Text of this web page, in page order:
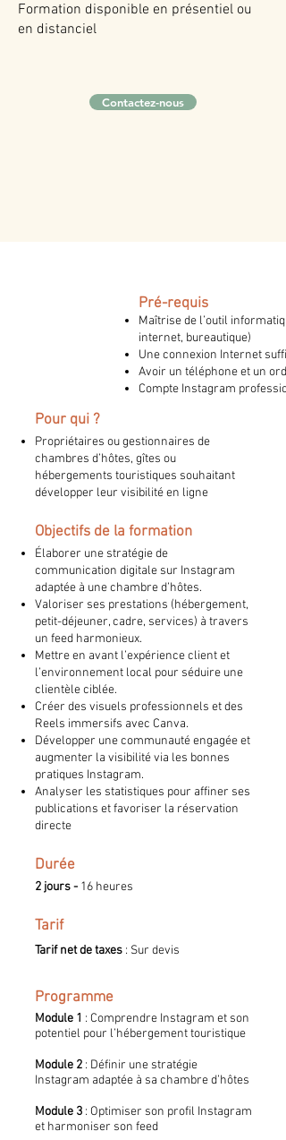
Contactez-nous
Formation disponible en présentiel ou
en distanciel
Pour qui ?
Propriétaires ou gestionnaires de
chambres d’hôtes, gîtes ou
hébergements touristiques souhaitant
développer leur visibilité en ligne
Objectifs de la formation
Élaborer une stratégie de
communication digitale sur Instagram
adaptée à une chambre d’hôtes.
Valoriser ses prestations (hébergement,
petit-déjeuner, cadre, services) à travers
un feed harmonieux.
Mettre en avant l’expérience client et
l’environnement local pour séduire une
clientèle ciblée.
Créer des visuels professionnels et des
Reels immersifs avec Canva.
Développer une communauté engagée et
augmenter la visibilité via les bonnes
pratiques Instagram.
Analyser les statistiques pour affiner ses
publications et favoriser la réservation
directe
Durée
2 jours - 16 heures
Tarif
Tarif net de taxes : Sur devis
Programme
Module 1 : Comprendre Instagram et son
potentiel pour l’hébergement touristique
Module 2 : Définir une stratégie
Instagram adaptée à sa chambre d’hôtes
Module 3 : Optimiser son profil Instagram
et harmoniser son feed
Pré-requis
Maîtrise de l’outil
internet, bureautique)
Une connexion Internet
Avoir un téléphone et un
Compte Instagram